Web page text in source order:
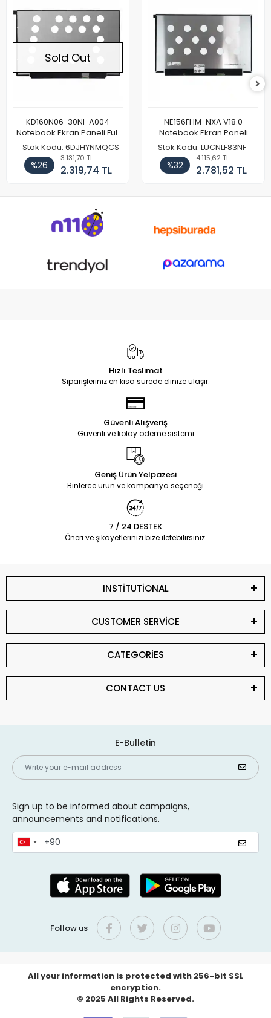
Sold Out
KD160N06-30NI-A004
Notebook Ekran Paneli Full
HD
Stok Kodu: 6DJHYNMQCS
%26
3.131,70 TL
2.319,74 TL
NE156FHM-NXA V18.0
Notebook Ekran Paneli
144Hz
Stok Kodu: LUCNLF83NF
%32
4.115,62 TL
2.781,52 TL
Hızlı Teslimat
Siparişleriniz en kısa sürede elinize ulaşır.
Güvenli Alışveriş
Güvenli ve kolay ödeme sistemi
Geniş Ürün Yelpazesi
Binlerce ürün ve kampanya seçeneği
7 / 24 DESTEK
Öneri ve şikayetlerinizi bize iletebilirsiniz.
INSTİTUTİONAL
CUSTOMER SERVİCE
CATEGORİES
CONTACT US
E-Bulletin
Sign up to be informed about campaigns,
announcements and notifications.
Follow us
All your information is protected with 256-bit SSL
encryption.
© 2025 All Rights Reserved.